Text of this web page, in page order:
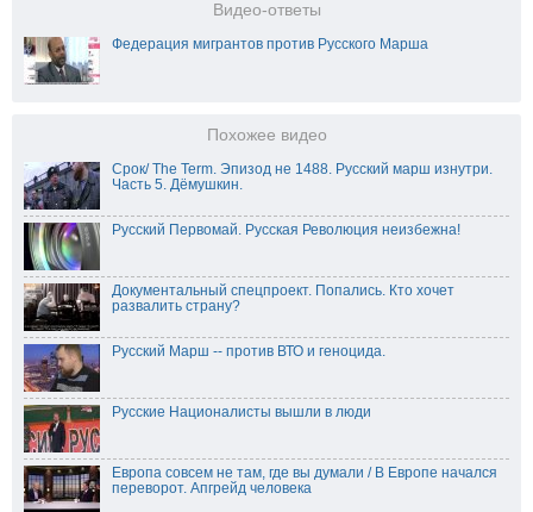
Видео-ответы
Федерация мигрантов против Русского Марша
Похожее видео
Срок/ The Term. Эпизод не 1488. Русский марш изнутри.
Часть 5. Дёмушкин.
Русский Первомай. Русская Революция неизбежна!
Документальный спецпроект. Попались. Кто хочет
развалить страну?
Русский Марш -- против ВТО и геноцида.
Русские Националисты вышли в люди
Европа совсем не там, где вы думали / В Европе начался
переворот. Апгрейд человека